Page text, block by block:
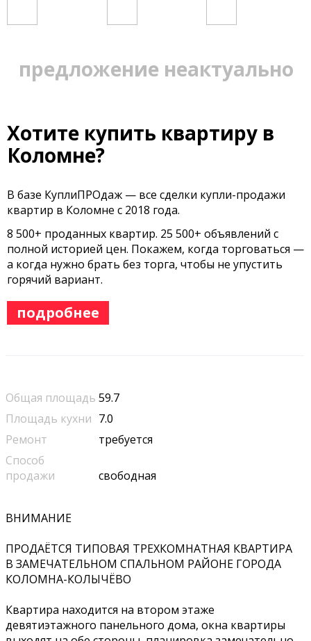
предложение неактуально
Хотите купить квартиру в
Коломне?
В базе КуплиПРОдаж — все сделки купли-продажи
квартир в Коломне с 2018 года.
8 500+ проданных квартир. 25 500+ объявлений с
полной историей цен. Покажем, когда торговаться —
а когда нужно брать без торга, чтобы не упустить
горячий вариант.
подробнее
Общая площадь 59.7
Площадь кухни 7.0
Ремонт
требуется
Способ
продажи
свободная
ВНИМАНИЕ
ПРОДАЁТСЯ ТИПОВАЯ ТРЕХКОМНАТНАЯ КВАРТИРА
В ЗАМЕЧАТЕЛЬНОМ СПАЛЬНОМ РАЙОНЕ ГОРОДА
КОЛОМНА-КОЛЫЧЁВО
Квартира находится на втором этаже
девятиэтажного панельного дома, окна квартиры